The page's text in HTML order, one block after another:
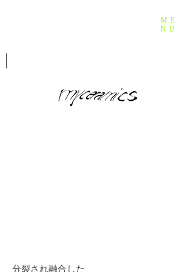
ME
NU
分裂され融合した